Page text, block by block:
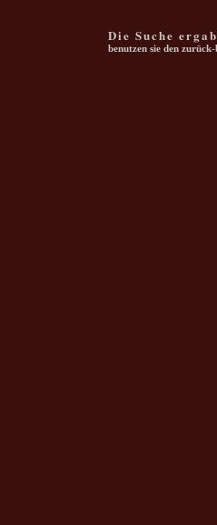
Die Suche
benutzen sie den